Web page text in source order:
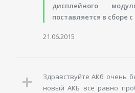
дисплейного
поставляется в сборе
21.06.2015
Здравствуйте АКб очень
новый АКБ все равно